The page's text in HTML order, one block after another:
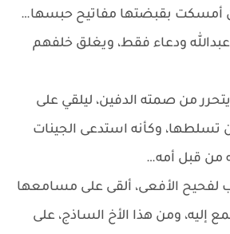
أمسكت بقبضتها مفاتيح حبسها…
ودعاء فقط، ويغلق خلفهم
من صمته الدفين، ليلقي على
وكأنه استدعى الجينات
من قبل أمه…
الأفعى، ألقى على مسامعها
إليه، ومن هذا الأخ الساذج، على